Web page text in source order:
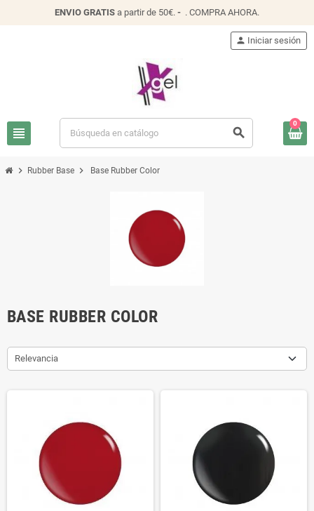
ENVIO GRATIS a partir de 50€. - . COMPRA AHORA.
view_headline search
person Iniciar sesión
0
chevron_right Rubber Base chevron_right Base Rubber Color
BASE RUBBER COLOR
Relevancia